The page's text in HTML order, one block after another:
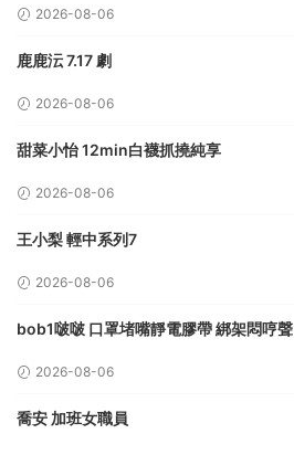
2026-08-06
鹿鹿沄 7.17 劇
2026-08-06
甜菜小怡 12min白襪抓撓純享
2026-08-06
王小梨 輕中系列7
2026-08-06
bob1啵啵 口罩堵嘴靜電膠帶 綁架悶哼聲
2026-08-06
喬安 加班女職員